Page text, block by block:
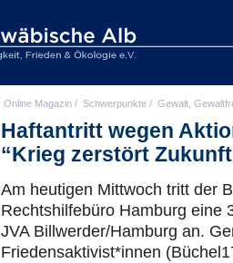
Online Magazin / Schwerpunkte / Gewalt,
Haftantritt wegen
“Krieg zerstört
Am heutigen Mittwoch tritt der
Rechtshilfebüro Hamburg eine
JVA Billwerder/Hamburg an.
Friedensaktivist*innen